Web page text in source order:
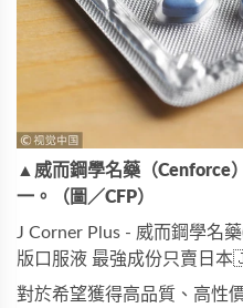
▲威而鋼學名藥（Cenforce
一。（圖／CFP）
J Corner Plus - 威而鋼學名
版口服液 最強成份只賣日
對於希望獲得高品質、高性